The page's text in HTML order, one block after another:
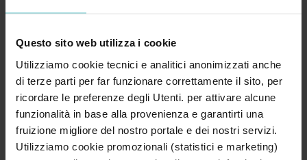
Questo sito web utilizza i cookie
Utilizziamo cookie tecnici e analitici anonimizzati anche
di terze parti per far funzionare correttamente il sito, per
ricordare le preferenze degli Utenti. per attivare alcune
funzionalità in base alla provenienza e garantirti una
fruizione migliore del nostro portale e dei nostri servizi.
Utilizziamo cookie promozionali (statistici e marketing)